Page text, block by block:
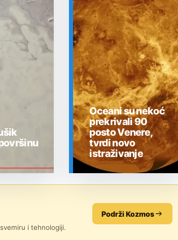
Oceani su nekoć
prekrivali 90
posto Venere,
tvrdi novo
istraživanje
i tehnologiji.
Podrži Kozmos